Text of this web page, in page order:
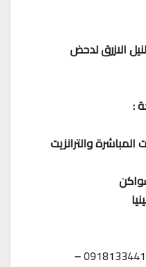
الازرق لدحض
:
المباشرة والترانزيت
0918133441
–